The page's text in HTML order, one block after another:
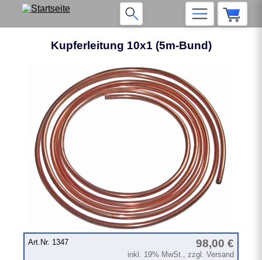
Kupferleitung 10x1 (5m-Bund)
Art.Nr. 1347 98,00 €
inkl. 19% MwSt., zzgl. Versand